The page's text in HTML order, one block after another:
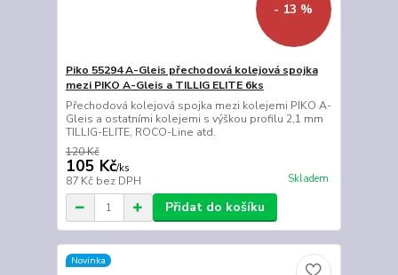
- 13 %
Piko 55294 A-Gleis přechodová kolejová spojka
mezi PIKO A-Gleis a TILLIG ELITE 6ks
Přechodová kolejová spojka mezi kolejemi PIKO A-
Gleis a ostatními kolejemi s výškou profilu 2,1 mm
TILLIG-ELITE, ROCO-Line atd.
120 Kč
105 Kč/ks
87 Kč bez DPH Skladem
Přidat do košíku
Novinka